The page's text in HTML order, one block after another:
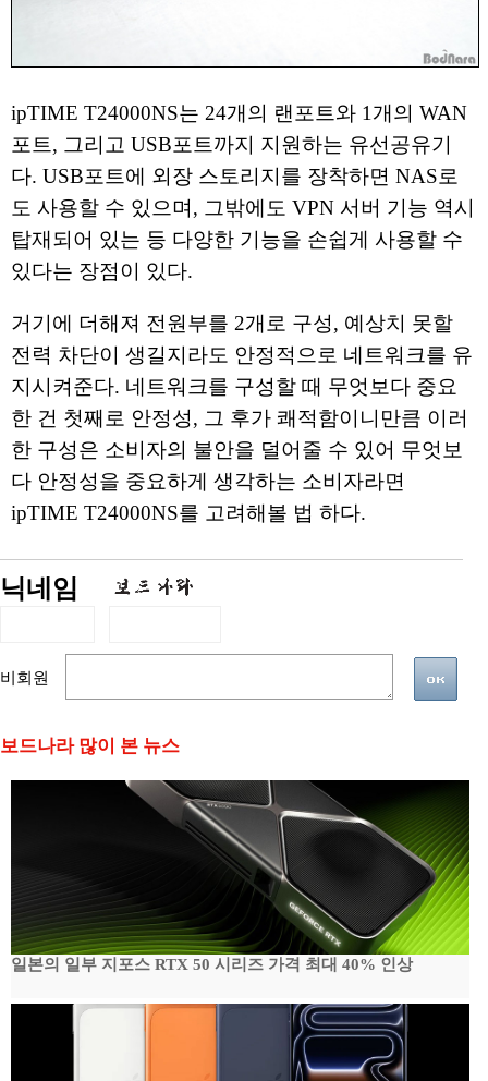
ipTIME T24000NS는 24개의 랜포트와 1개의 WAN
포트, 그리고 USB포트까지 지원하는 유선공유기
다. USB포트에 외장 스토리지를 장착하면 NAS로
도 사용할 수 있으며, 그밖에도 VPN 서버 기능 역시
탑재되어 있는 등 다양한 기능을 손쉽게 사용할 수
있다는 장점이 있다.
거기에 더해져 전원부를 2개로 구성, 예상치 못할
전력 차단이 생길지라도 안정적으로 네트워크를 유
지시켜준다. 네트워크를 구성할 때 무엇보다 중요
한 건 첫째로 안정성, 그 후가 쾌적함이니만큼 이러
한 구성은 소비자의 불안을 덜어줄 수 있어 무엇보
다 안정성을 중요하게 생각하는 소비자라면
ipTIME T24000NS를 고려해볼 법 하다.
닉네임
비회원
보드나라 많이 본 뉴스
일본의 일부 지포스 RTX 50 시리즈 가격 최대 40% 인상